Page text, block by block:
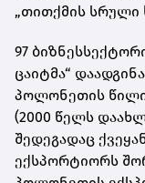
„თითქმის სრული
97
ცაიტმა“
პოლონეთის წილი
(2000 წელს
შედეგადაც
ექსპორტიორს